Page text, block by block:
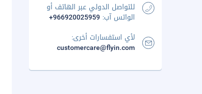
للتواصل الدولي عبر الهاتف أو
الواتس آب: +966920025959
لأي استفسارات أخرى:
customercare@flyin.com